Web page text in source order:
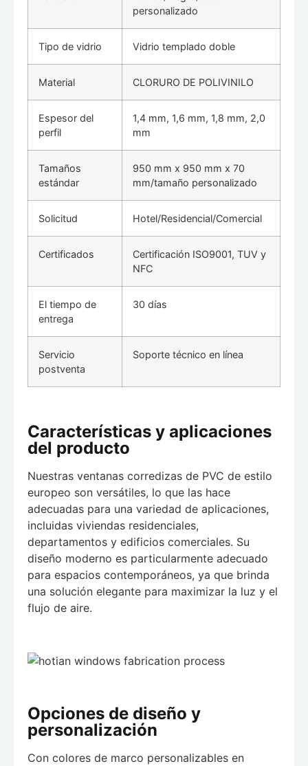
personalizado
Tipo de vidrio Vidrio templado doble
Material CLORURO DE POLIVINILO
Espesor del
perfil
1,4 mm, 1,6 mm, 1,8 mm, 2,0
mm
Tamaños
estándar
950 mm x 950 mm x 70
mm/tamaño personalizado
Solicitud Hotel/Residencial/Comercial
Certificados
Certificación ISO9001, TUV y
NFC
El tiempo de
entrega
30 días
Servicio
postventa
Soporte técnico en línea
Características y aplicaciones
del producto
Nuestras ventanas corredizas de PVC de estilo
europeo son versátiles, lo que las hace
adecuadas para una variedad de aplicaciones,
incluidas viviendas residenciales,
departamentos y edificios comerciales. Su
diseño moderno es particularmente adecuado
para espacios contemporáneos, ya que brinda
una solución elegante para maximizar la luz y el
flujo de aire.
Opciones de diseño y
personalización
Con colores de marco personalizables en